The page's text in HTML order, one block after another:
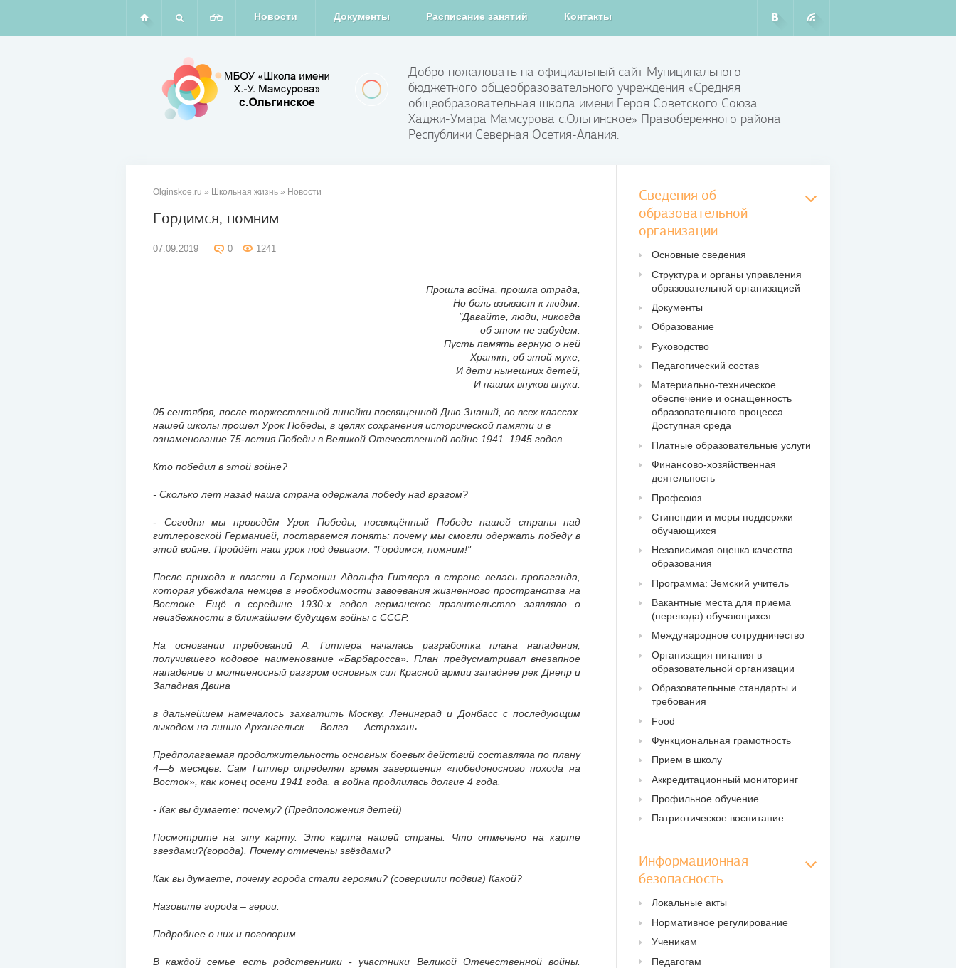
Новости Документы Расписание занятий Контакты
Добро пожаловать на официальный сайт Муниципального
бюджетного общеобразовательного учреждения «Средняя
общеобразовательная школа имени Героя Советского Союза
Хаджи-Умара Мамсурова с.Ольгинское» Правобережного района
Республики Северная Осетия-Алания.
Olginskoe.ru » Школьная жизнь » Новости
Гордимся, помним
07.09.2019 0 1241
Прошла война, прошла отрада,
Но боль взывает к людям:
"Давайте, люди, никогда
об этом не забудем.
Пусть память верную о ней
Хранят, об этой муке,
И дети нынешних детей,
И наших внуков внуки.
05 сентября, после торжественной линейки посвященной Дню Знаний, во всех классах
нашей школы прошел Урок Победы, в целях сохранения исторической памяти и в
ознаменование 75-летия Победы в Великой Отечественной войне 1941–1945 годов.
Кто победил в этой войне?
- Сколько лет назад наша страна одержала победу над врагом?
- Сегодня мы проведём Урок Победы, посвящённый Победе нашей страны над
гитлеровской Германией, постараемся понять: почему мы смогли одержать победу в
этой войне. Пройдёт наш урок под девизом: "Гордимся, помним!"
Послеприхода к власти в Германии Адольфа Гитлера в стране велась пропаганда,
которая убеждала немцев в необходимости завоевания жизненного пространства на
Востоке . Ещё в середине 1930-х годов германское правительство заявляло о
неизбежности в ближайшем будущем войны с СССР.
На основании требований А. Гитлера началась разработка плана нападения,
получившего кодовое наименование «Барбаросса». План предусматривал внезапное
нападение и молниеносный разгром основных сил Красной армиизападнее рек Днепри
Западная Двина
в дальнейшем намечалось захватить Москву,Ленинград и Донбассс последующим
выходом на линию Архангельск — Волга — Астрахань
Предполагаемая продолжительность основных боевых действий составляла по плану
4—5 месяцев. Сам Гитлер определял время завершения «победоносного похода на
Восток», как конец осени 1941 года. а война продлилась долгие 4 года.
- Как вы думаете: почему? (Предположения детей)
Посмотрите на эту карту. Это карта нашей страны. Что отмечено на карте
звездами?(города). Почему отмечены звёздами?
Как вы думаете, почему города стали героями? (совершили подвиг) Какой?
Назовите города – герои.
Подробнее о них и поговорим
В каждой семье есть родственники - участники Великой Отечественной войны.
Сведения об
образовательной
организации
Основные сведения
Структура и органы управления
образовательной организацией
Документы
Образование
Руководство
Педагогический состав
Материально-техническое
обеспечение и оснащенность
образовательного процесса.
Доступная среда
Платные образовательные услуги
Финансово-хозяйственная
деятельность
Профсоюз
Стипендии и меры поддержки
обучающихся
Независимая оценка качества
образования
Программа: Земский учитель
Вакантные места для приема
(перевода) обучающихся
Международное сотрудничество
Организация питания в
образовательной организации
Образовательные стандарты и
требования
Food
Функциональная грамотность
Прием в школу
Аккредитационный мониторинг
Профильное обучение
Патриотическое воспитание
Информационная
безопасность
Локальные акты
Нормативное регулирование
Ученикам
Педагогам